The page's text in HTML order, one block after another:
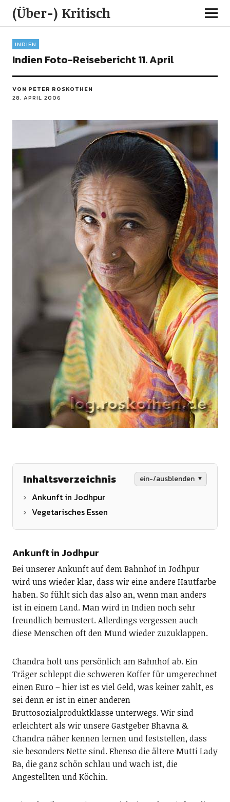
(Über-) Kritisch
INDIEN
Indien Foto-Reisebericht 11. April
VON PETER ROSKOTHEN
28. APRIL 2006
Inhaltsverzeichnis ein-/ausblenden
Ankunft in Jodhpur
Vegetarisches Essen
Ankunft in Jodhpur
Bei unserer Ankunft auf dem Bahnhof in Jodhpur
wird uns wieder klar, dass wir eine andere Hautfarbe
haben. So fühlt sich das also an, wenn man anders
ist in einem Land. Man wird in Indien noch sehr
freundlich bemustert. Allerdings vergessen auch
diese Menschen oft den Mund wieder zuzuklappen.
Chandra holt uns persönlich am Bahnhof ab. Ein
Träger schleppt die schweren Koffer für umgerechnet
einen Euro – hier ist es viel Geld, was keiner zahlt, es
sei denn er ist in einer anderen
Bruttosozialproduktklasse unterwegs. Wir sind
erleichtert als wir unsere Gastgeber Bhavna &
Chandra näher kennen lernen und feststellen, dass
sie besonders Nette sind. Ebenso die ältere Mutti Lady
Ba, die ganz schön schlau und wach ist, die
Angestellten und Köchin.